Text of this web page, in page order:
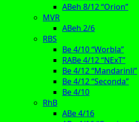
ABeh 8/12 “Orion”
MVR
ABeh 2/6
RBS
Be 4/10 “Worbla”
RABe 4/12 “NExT”
Be 4/12 “Mandarinli”
Be 4/12 “Seconda”
Be 4/10
RhB
ABe 4/16